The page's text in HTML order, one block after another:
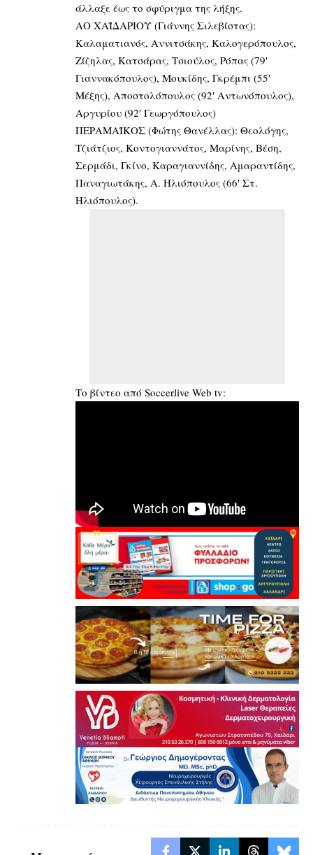
άλλαξε έως το σφύριγμα της λήξης.
ΑΟ ΧΑΪΔΑΡΙΟΥ (Γιάννης Σιλεβίστας):
Καλαματιανός, Αννιτσάκης, Καλογερόπουλος,
Ζίζηλας, Κατσάρας, Τσιούλος, Ρόπας (79′
Γιαννακόπουλος), Μουκίδης, Γκρέμπι (55′
Μέξης), Αποστολόπουλος (92′ Αντωνόπουλος),
Αργυρίου (92′ Γεωργόπουλος)
ΠΕΡΑΜΑΪΚΟΣ (Φώτης Θανέλλας): Θεολόγης,
Τζιάτζιος, Κοντογιαννάτος, Μαρίνης, Βέση,
Σερμάδι, Γκίνο, Καραγιαννίδης, Αμαραντίδης,
Παναγιωτάκης, Α. Ηλιόπουλος (66′ Στ.
Ηλιόπουλος).
Το βίντεο από Soccerlive Web tv: